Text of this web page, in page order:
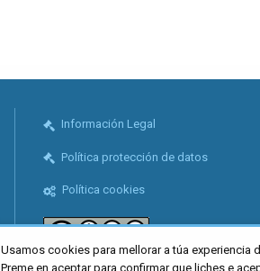
Información Legal
Política protección de datos
Política cookies
Usamos cookies para mellorar a túa experiencia
Preme en aceptar para confirmar que liches e